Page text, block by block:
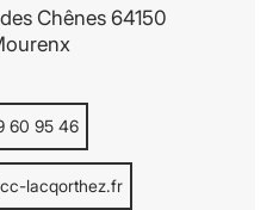
Chênes 64150
60 95 46
lacqorthez.fr